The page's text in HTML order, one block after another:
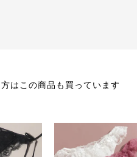
はこの商品も買っています